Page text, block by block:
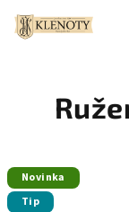
obsah
Novinka
Tip